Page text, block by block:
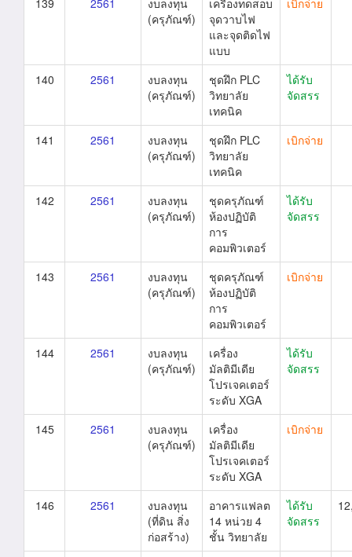
139 2561
งบลงทุน
(ครุภัณฑ์)
เครื่องทดสอบ
จุดวาบไฟ
และจุดติดไฟ
แบบ
เบิกจ่าย
140 2561
งบลงทุน
(ครุภัณฑ์)
ชุดฝึก PLC
วิทยาลัย
เทคนิค
ได้รับ
จัดสรร
141 2561
งบลงทุน
(ครุภัณฑ์)
ชุดฝึก PLC
วิทยาลัย
เทคนิค
เบิกจ่าย
142 2561
งบลงทุน
(ครุภัณฑ์)
ชุดครุภัณฑ์
ห้องปฏิบัติ
การ
คอมพิวเตอร์
ได้รับ
จัดสรร
143 2561
งบลงทุน
(ครุภัณฑ์)
ชุดครุภัณฑ์
ห้องปฏิบัติ
การ
คอมพิวเตอร์
เบิกจ่าย
144 2561
งบลงทุน
(ครุภัณฑ์)
เครื่อง
มัลติมีเดีย
โปรเจคเตอร์
ระดับ XGA
ได้รับ
จัดสรร
145 2561
งบลงทุน
(ครุภัณฑ์)
เครื่อง
มัลติมีเดีย
โปรเจคเตอร์
ระดับ XGA
เบิกจ่าย
146 2561
งบลงทุน
(ที่ดิน สิ่ง
ก่อสร้าง)
อาคารแฟลต
14 หน่วย 4
ชั้น วิทยาลัย
ได้รับ
จัดสรร